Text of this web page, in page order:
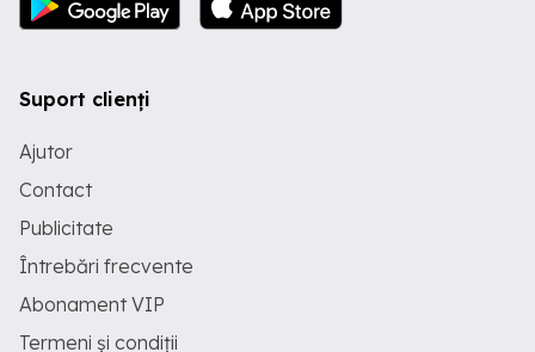
Suport clienți
Ajutor
Contact
Publicitate
Întrebări frecvente
Abonament VIP
Termeni și condiții